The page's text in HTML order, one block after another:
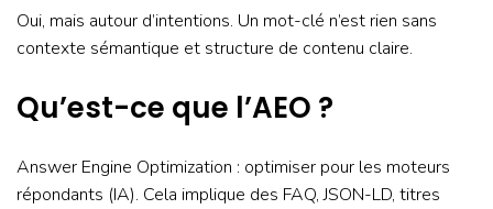
Oui, mais autour d’intentions. Un mot-clé n’est rien sans
contexte sémantique et structure de contenu claire.
Qu’est-ce que l’AEO ?
Answer Engine Optimization : optimiser pour les moteurs
répondants (IA). Cela implique des FAQ, JSON-LD, titres